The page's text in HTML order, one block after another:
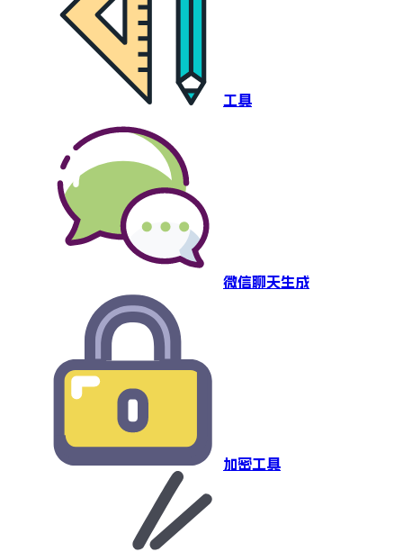
工具
微信聊天生成
加密工具